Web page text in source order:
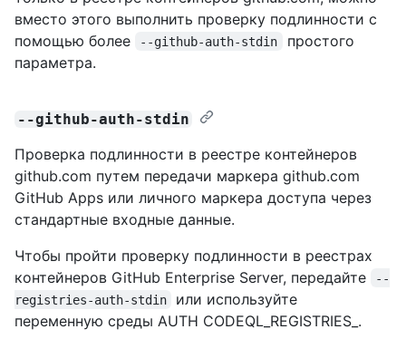
вместо этого выполнить проверку подлинности с
помощью более
--github-auth-stdin
простого
параметра.
--github-auth-stdin
Проверка подлинности в реестре контейнеров
github.com путем передачи маркера github.com
GitHub Apps или личного маркера доступа через
стандартные входные данные.
Чтобы пройти проверку подлинности в реестрах
контейнеров GitHub Enterprise Server, передайте
--
registries-auth-stdin
или используйте
переменную среды AUTH CODEQL_REGISTRIES_.